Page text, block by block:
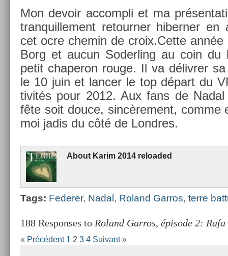
Mon de­voir ac­compli et ma
tran­quil­le­ment re­tourn­er hibern­er
cet ocre chemin de croix.Cette
Borg et aucun Soderl­ing au coin du
petit chaperon rouge. Il va délivr­er
le 10 juin et lanc­er le top départ du
tivités pour 2012. Aux fans de
fête soit douce, sincère­ment, comme
moi jadis du côté de Londres.
About Karim 2014 re­loaded
Tags: Feder­er, Nadal , Roland Gar­ros, terre
188 Responses to Roland Garros, épisode 2: Rafa
« Précédent 1 2 3 4 Suivant »